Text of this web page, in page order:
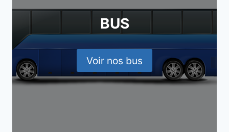
BUS
Voir nos bus